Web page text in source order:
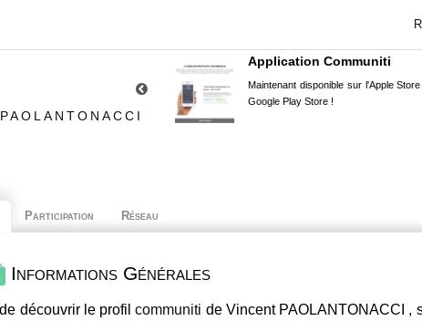
Application Communiti
Maintenant disponible sur l'Apple
Google Play Store !
Participation Réseau
Informations Générales
découvrir le profilcommuniti de Vincent PAOLANTONACCI ,